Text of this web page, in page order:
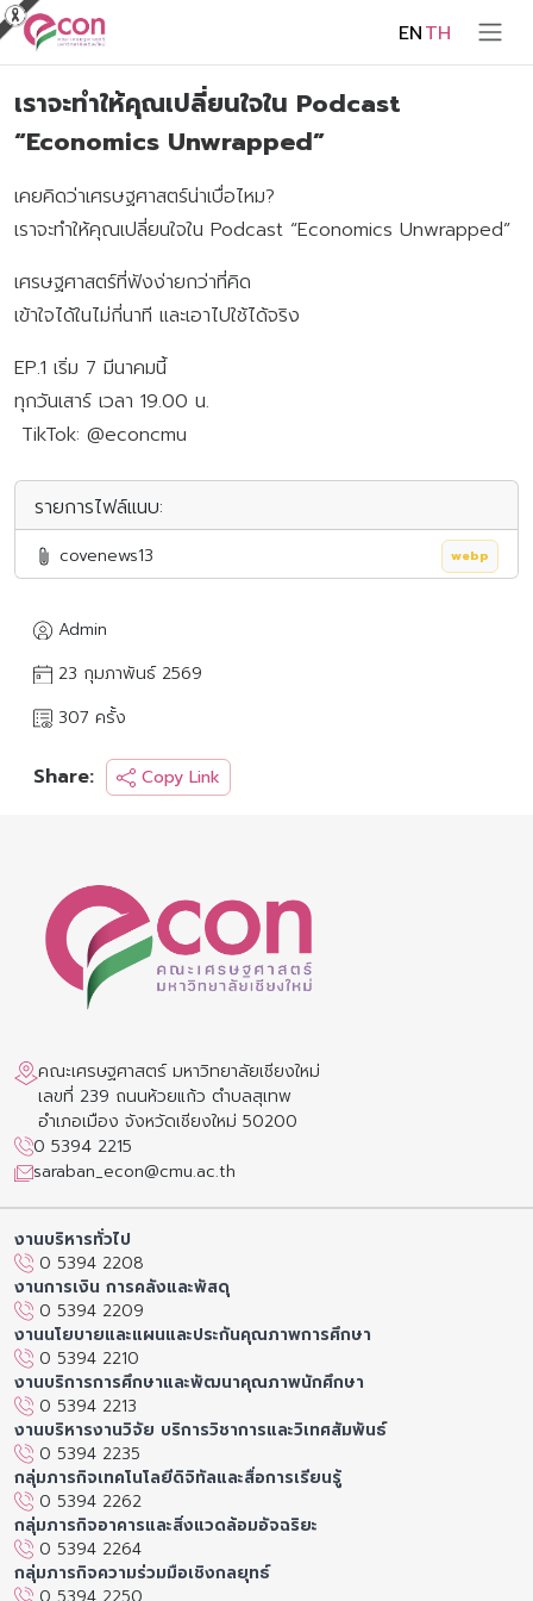
ENTH
เราจะทำให้คุณเปลี่ยนใจใน Podcast
“Economics Unwrapped”
เคยคิดว่าเศรษฐศาสตร์น่าเบื่อไหม?
เราจะทำให้คุณเปลี่ยนใจใน Podcast “Economics Unwrapped”
เศรษฐศาสตร์ที่ฟังง่ายกว่าที่คิด
เข้าใจได้ในไม่กี่นาที และเอาไปใช้ได้จริง
EP.1 เริ่ม 7 มีนาคมนี้
ทุกวันเสาร์ เวลา 19.00 น.
TikTok: @econcmu
รายการไฟล์แนบ:
covenews13 webp
Admin
23 กุมภาพันธ์ 2569
307 ครั้ง
Share: Copy Link
คณะเศรษฐศาสตร์ มหาวิทยาลัยเชียงใหม่
เลขที่ 239 ถนนห้วยแก้ว ตำบลสุเทพ
อำเภอเมือง จังหวัดเชียงใหม่ 50200
0 5394 2215
saraban_econ@cmu.ac.th
งานบริหารทั่วไป
0 5394 2208
งานการเงิน การคลังและพัสดุ
0 5394 2209
งานนโยบายและแผนและประกันคุณภาพการศึกษา
0 5394 2210
งานบริการการศึกษาและพัฒนาคุณภาพนักศึกษา
0 5394 2213
งานบริหารงานวิจัย บริการวิชาการและวิเทศสัมพันธ์
0 5394 2235
กลุ่มภารกิจเทคโนโลยีดิจิทัลและสื่อการเรียนรู้
0 5394 2262
กลุ่มภารกิจอาคารและสิ่งแวดล้อมอัจฉริยะ
0 5394 2264
กลุ่มภารกิจความร่วมมือเชิงกลยุทธ์